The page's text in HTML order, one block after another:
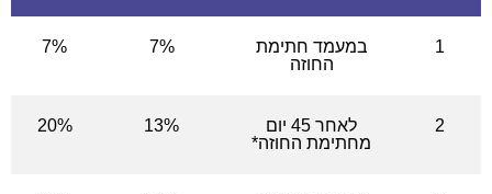
1
במעמד חתימת
החוזה
7%
7%
2
לאחר 45 יום
מחתימת החוזה*
13%
20%